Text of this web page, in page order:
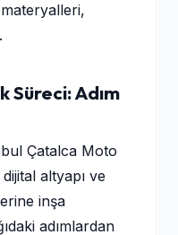
materyalleri,
Adım
Çatalca Moto
altyapı ve
inşa
adımlardan